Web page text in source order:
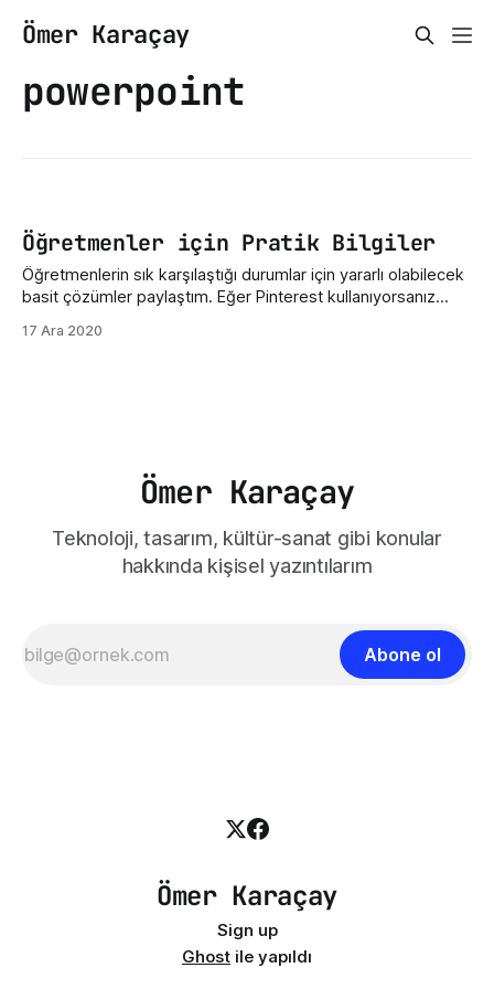
Ömer Karaçay
powerpoint
Öğretmenler için Pratik Bilgiler
Öğretmenlerin sık karşılaştığı durumlar için yararlı olabilecek
basit çözümler paylaştım. Eğer Pinterest kullanıyorsanız
Aşağıdaki görsele tıklayarak Pinleme yapabilirsiniz. 1. PDF
17 Ara 2020
Ömer Karaçay
Teknoloji, tasarım, kültür-sanat gibi konular
hakkında kişisel yazıntılarım
Abone ol
Ömer Karaçay
Sign up
Ghost ile yapıldı